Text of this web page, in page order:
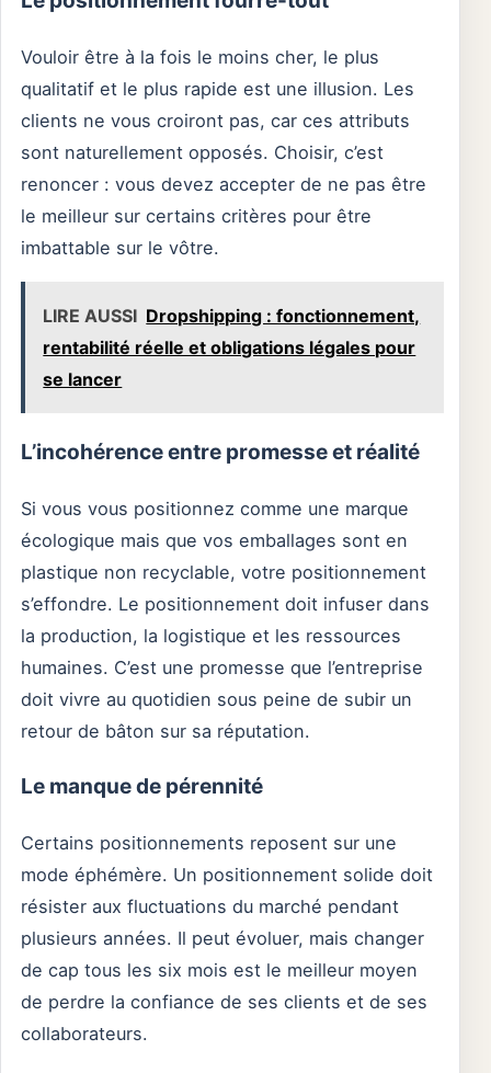
Vouloir être à la fois le moins cher, le plus
qualitatif et le plus rapide est une illusion. Les
clients ne vous croiront pas, car ces attributs
sont naturellement opposés. Choisir, c’est
renoncer : vous devez accepter de ne pas être
le meilleur sur certains critères pour être
imbattable sur le vôtre.
LIRE AUSSI Dropshipping : fonctionnement,
rentabilité réelle et obligations légales pour
se lancer
L’incohérence entre promesse et réalité
Si vous vous positionnez comme une marque
écologique mais que vos emballages sont en
plastique non recyclable, votre positionnement
s’effondre. Le positionnement doit infuser dans
la production, la logistique et les ressources
humaines. C’est une promesse que l’entreprise
doit vivre au quotidien sous peine de subir un
retour de bâton sur sa réputation.
Le manque de pérennité
Certains positionnements reposent sur une
mode éphémère. Un positionnement solide doit
résister aux fluctuations du marché pendant
plusieurs années. Il peut évoluer, mais changer
de cap tous les six mois est le meilleur moyen
de perdre la confiance de ses clients et de ses
collaborateurs.